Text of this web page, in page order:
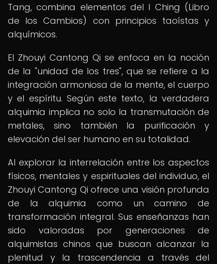
Tang, combina elementos del I Ching (Libro
de los Cambios) con principios taoístas y
alquímicos.
El Zhouyi Cantong Qi se enfoca en la noción
de la "unidad de los tres", que se refiere a la
integración armoniosa de la mente, el cuerpo
y el espíritu. Según este texto, la verdadera
alquimia implica no solo la transmutación de
metales, sino también la purificación y
elevación del ser humano en su totalidad.
Al explorar la interrelación entre los aspectos
físicos, mentales y espirituales del individuo, el
Zhouyi Cantong Qi ofrece una visión profunda
de la alquimia como un camino de
transformación integral. Sus enseñanzas han
sido valoradas por generaciones de
alquimistas chinos que buscan alcanzar la
plenitud y la trascendencia a través del